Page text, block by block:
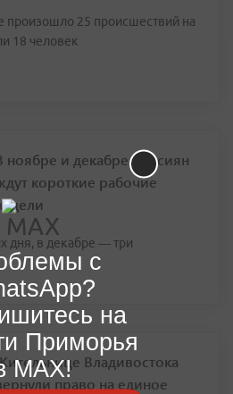
произошло 25 происшествий на
18 человек
ноябре и декабре россиян
короткие рабочие
дня, в декабре — три
Владивостока
право на единое
с
на
Приморья
MAX!